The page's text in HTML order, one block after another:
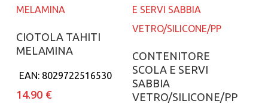
Aggiungi al carrello
CIOTOLA TAHITI
MELAMINA
EAN: 8029722516530
14.90 €
Aggiungi al carrello
CONTENITORE
SCOLA E SERVI
SABBIA
VETRO/SILICONE/PP